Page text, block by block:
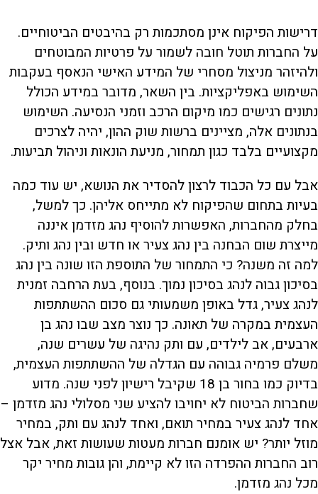
דרישות הפיקוח אינן מסתכמות רק בהיבטים הביטוחיים.
על החברות תוטל חובה לשמור על פרטיות המבוטחים
ולהיזהר מניצול מסחרי של המידע האישי הנאסף בעקבות
השימוש באפליקציות. בין השאר, מדובר במידע הכולל
נתונים רגישים כמו מיקום הרכב וזמני הנסיעה. השימוש
בנתונים אלה, מציינים ברשות שוק ההון, יהיה לצרכים
מקצועיים בלבד כגון תמחור, מניעת הונאות וניהול תביעות.
אבל עם כל הכבוד לרצון להסדיר את הנושא, יש עוד כמה
בעיות בתחום שהפיקוח לא מתייחס אליהן. כך למשל,
בחלק מהחברות, האפשרות להוסיף נהג מזדמן איננה
מייצרת שום הבחנה בין נהג צעיר או חדש ובין נהג ותיק.
למה זה משנה? כי התמחור של התוספת הזו שונה בין נהג
בסיכון גבוה לנהג בסיכון נמוך. בנוסף, בעת הרחבה זמנית
לנהג צעיר, גדל באופן משמעותי גם סכום ההשתתפות
העצמית במקרה של תאונה. כך נוצר מצב שבו נהג בן
ארבעים, אב לילדים, עם ותק נהיגה של עשרים שנה,
משלם פרמיה גבוהה עם הגדלה של ההשתתפות העצמית,
בדיוק כמו בחור בן 18 שקיבל רישיון לפני שנה. מדוע
שחברות הביטוח לא יחויבו להציע שני מסלולי נהג מזדמן –
אחד לנהג צעיר במחיר תואם, ואחד לנהג עם ותק, במחיר
מוזל יותר? יש אומנם חברות מעטות שעושות זאת, אבל אצל
רוב החברות ההפרדה הזו לא קיימת, והן גובות מחיר יקר
מכל נהג מזדמן.